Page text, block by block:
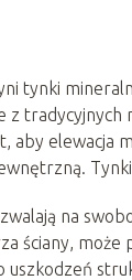
tynki
tradycyjnych
elewacja
na
ściany, może